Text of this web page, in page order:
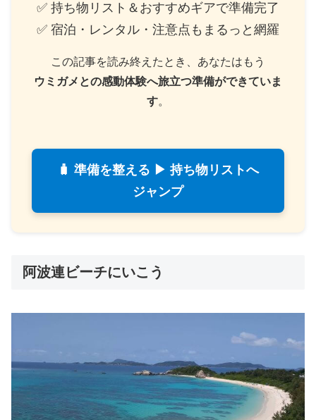
✅ 持ち物リスト＆おすすめギアで準備完了
✅ 宿泊・レンタル・注意点もまるっと網羅
この記事を読み終えたとき、あなたはもう
ウミガメとの感動体験へ旅立つ準備ができていま
す。
🧳 準備を整える ▶ 持ち物リストへ
ジャンプ
阿波連ビーチにいこう